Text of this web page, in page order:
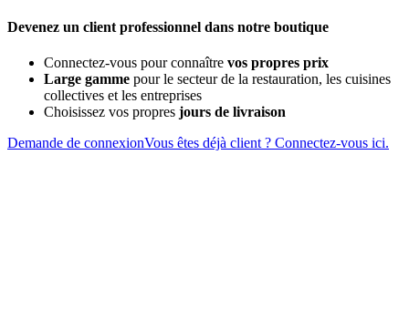
Devenez un client professionnel dans notre boutique
Connectez-vous pour connaître vos propres prix
Large gamme pour le secteur de la restauration, les cuisines
collectives et les entreprises
Choisissez vos propres jours de livraison
Demande de connexionVous êtes déjà client ? Connectez-vous ici.